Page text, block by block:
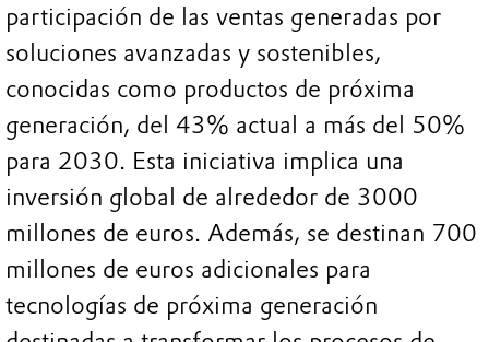
participación de las ventas generadas por
soluciones avanzadas y sostenibles,
conocidas como productos de próxima
generación, del 43% actual a más del 50%
para 2030. Esta iniciativa implica una
inversión global de alrededor de 3000
millones de euros. Además, se destinan 700
millones de euros adicionales para
tecnologías de próxima generación